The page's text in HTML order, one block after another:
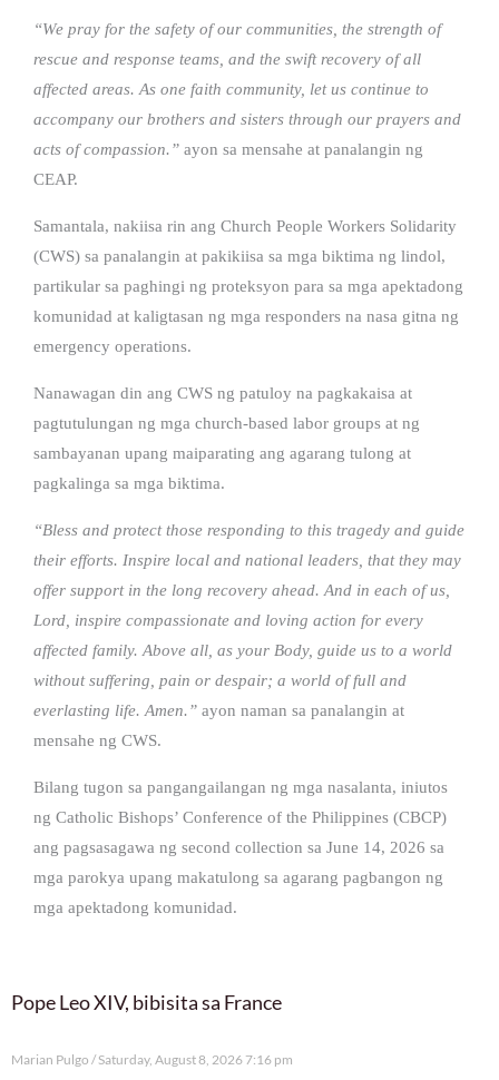
“We pray for the safety of our communities, the strength of
rescue and response teams, and the swift recovery of all
affected areas. As one faith community, let us continue to
accompany our brothers and sisters through our prayers and
acts of compassion.” ayon sa mensahe at panalangin ng
CEAP.
Samantala, nakiisa rin ang Church People Workers Solidarity
(CWS) sa panalangin at pakikiisa sa mga biktima ng lindol,
partikular sa paghingi ng proteksyon para sa mga apektadong
komunidad at kaligtasan ng mga responders na nasa gitna ng
emergency operations.
Nanawagan din ang CWS ng patuloy na pagkakaisa at
pagtutulungan ng mga church-based labor groups at ng
sambayanan upang maiparating ang agarang tulong at
pagkalinga sa mga biktima.
“Bless and protect those responding to this tragedy and guide
their efforts. Inspire local and national leaders, that they may
offer support in the long recovery ahead. And in each of us,
Lord, inspire compassionate and loving action for every
affected family. Above all, as your Body, guide us to a world
without suffering, pain or despair; a world of full and
everlasting life. Amen.” ayon naman sa panalangin at
mensahe ng CWS.
Bilang tugon sa pangangailangan ng mga nasalanta, iniutos
ng Catholic Bishops’ Conference of the Philippines (CBCP)
ang pagsasagawa ng second collection sa June 14, 2026 sa
mga parokya upang makatulong sa agarang pagbangon ng
mga apektadong komunidad.
Pope Leo XIV, bibisita sa France
Marian Pulgo Saturday, August 8, 2026 7:16 pm